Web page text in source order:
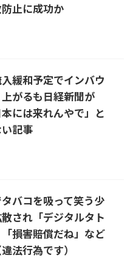
止に成功か
緩和予定でインバウ
がるも日経新聞が
本には来れんやで」と
記事
バコを吸って笑う少
され「デジタルタト
損害賠償だね」など
法行為です）